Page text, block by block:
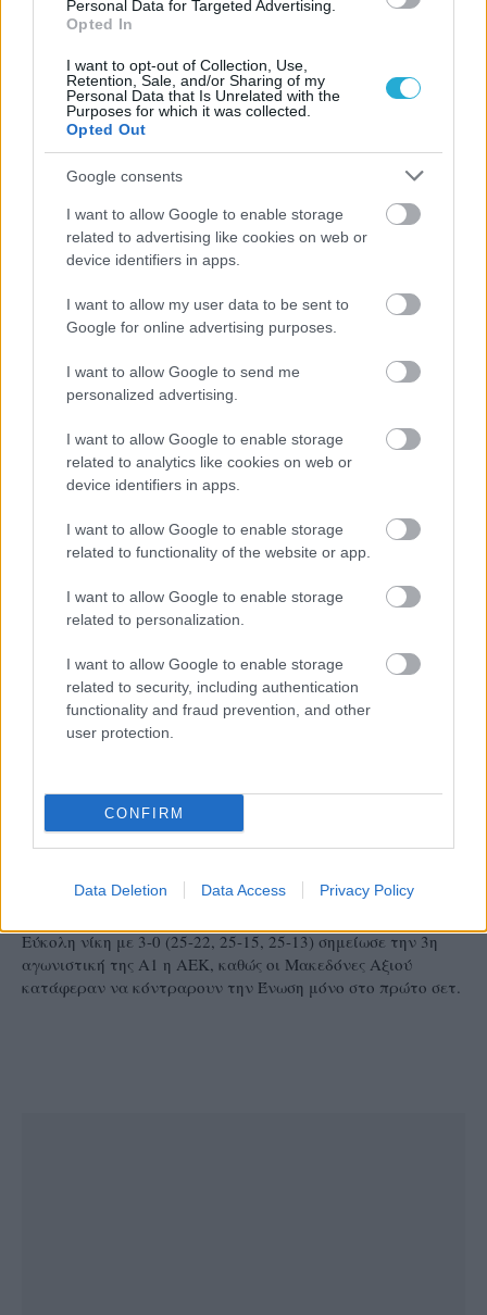
Personal Data for Targeted Advertising.
Opted In
I want to opt-out of Collection, Use,
Retention, Sale, and/or Sharing of my
Personal Data that Is Unrelated with the
Purposes for which it was collected.
Opted Out
Google consents
I want to allow Google to enable storage
related to advertising like cookies on web or
device identifiers in apps.
I want to allow my user data to be sent to
Google for online advertising purposes.
I want to allow Google to send me
personalized advertising.
I want to allow Google to enable storage
related to analytics like cookies on web or
device identifiers in apps.
I want to allow Google to enable storage
related to functionality of the website or app.
I want to allow Google to enable storage
related to personalization.
I want to allow Google to enable storage
related to security, including authentication
functionality and fraud prevention, and other
user protection.
CONFIRM
Data Deletion Data Access Privacy Policy
Α1 ΓΥΝΑΙΚΩΝ 30/10/2014
«Κιτρινόμαυρα» χαμόγελα
Ικανοποίηση και ενθουσιασμός επικρατεί στην ΑΕΚ έπειτα
από την ολοκλήρωση της 3ηςαγωνιστικής που βρίσκει την
ομάδα να μετρά 3 νίκες και να αισιοδοξεί πως τα καλά
αγωνιστικές.
Να περάσει ο επόμενος
Εύκολη νίκη με 3-0 (25-22, 25-15, 25-13) σημείωσε την 3η
αγωνιστική της Α1 η ΑΕΚ, καθώς οι Μακεδόνες Αξιού
κατάφεραν να κόντραρουν την Ένωση μόνο στο πρώτο σετ.